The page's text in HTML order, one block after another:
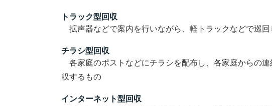
トラック型回収
拡声器などで案内を行いながら、軽トラックなどで巡回
チラシ型回収
各家庭のポストなどにチラシを配布し、各家庭からの
収するもの
インターネット型回収